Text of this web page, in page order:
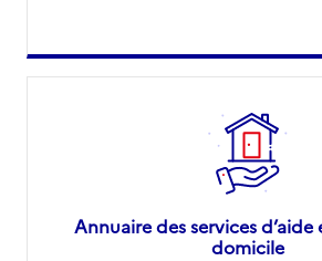
Annuaire des services d’aide
domicile